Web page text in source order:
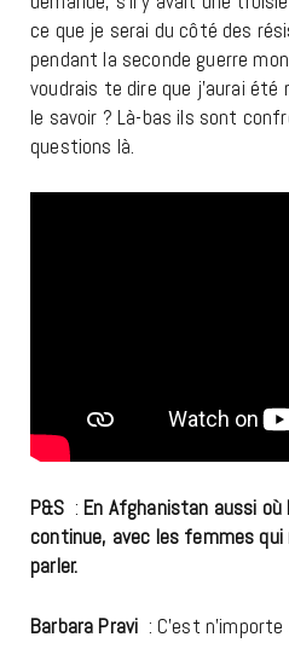
ce que je serai du côté des
pendant la seconde guerre
voudrais te dire que j’aurai
le savoir ? Là-bas ils sont
questions là.
P&S : En Afghanistan aussi
continue, avec les femmes qui
parler.
Barbara Pravi : C’est n’importe